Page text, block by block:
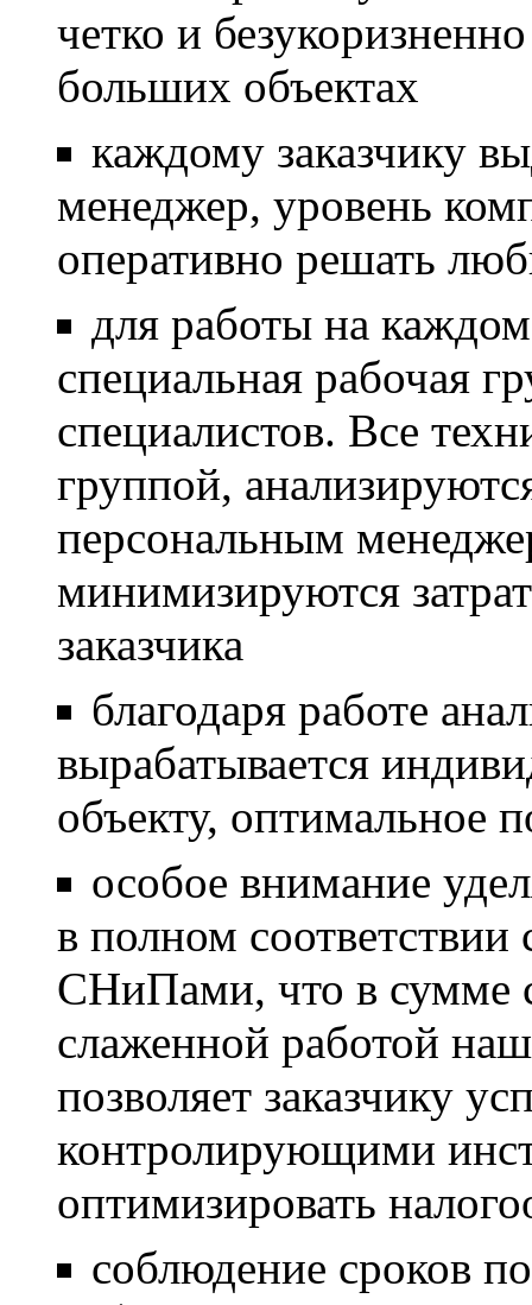
четко и
больших объектах
каждому заказчику
менеджер, уровень
оперативно решать
для работы на
специальная рабочая
специалистов. Все
группой,
персональным
минимизируются
заказчика
благодаря работе
вырабатывается
объекту, оптимальное
особое внимание
в полном
СНиПами, что в сумме
слаженной работой
позволяет заказчику
контролирующими
оптимизировать
соблюдение сроков